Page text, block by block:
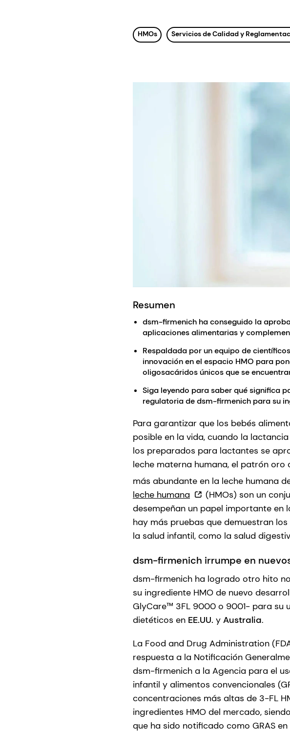
HMOs Servicios de Calidad y
Resumen
dsm-firmenich ha conseguido la
aplicaciones alimentarias y
Respaldada por un equipo de
innovación en el espacio HMO para
oligosacáridos únicos que se
Siga leyendo para saber qué significa
regulatoria de dsm-firmenich para su
Para garantizar que los bebés
posible en la vida, cuando la
los preparados para lactantes se
leche materna humana, el patrón
más abundante en la leche humana
leche humana
(HMOs) son un
desempeñan un papel importante en
hay más pruebas que demuestran
la salud infantil, como la salud
dsm-firmenich irrumpe en
dsm-firmenich ha logrado otro hito
su ingrediente HMO de nuevo
GlyCare™ 3FL 9000 o 9001- para su
dietéticos en EE.UU. y Australia.
La Food and Drug Administration
respuesta a la Notificación
dsm-firmenich a la Agencia para el
infantil y alimentos convencionales
concentraciones más altas de 3-FL
ingredientes HMO del mercado,
que ha sido notificado como GRAS